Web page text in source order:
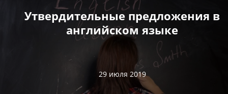
Утвердительные предложения в
английском языке
29 июля 2019